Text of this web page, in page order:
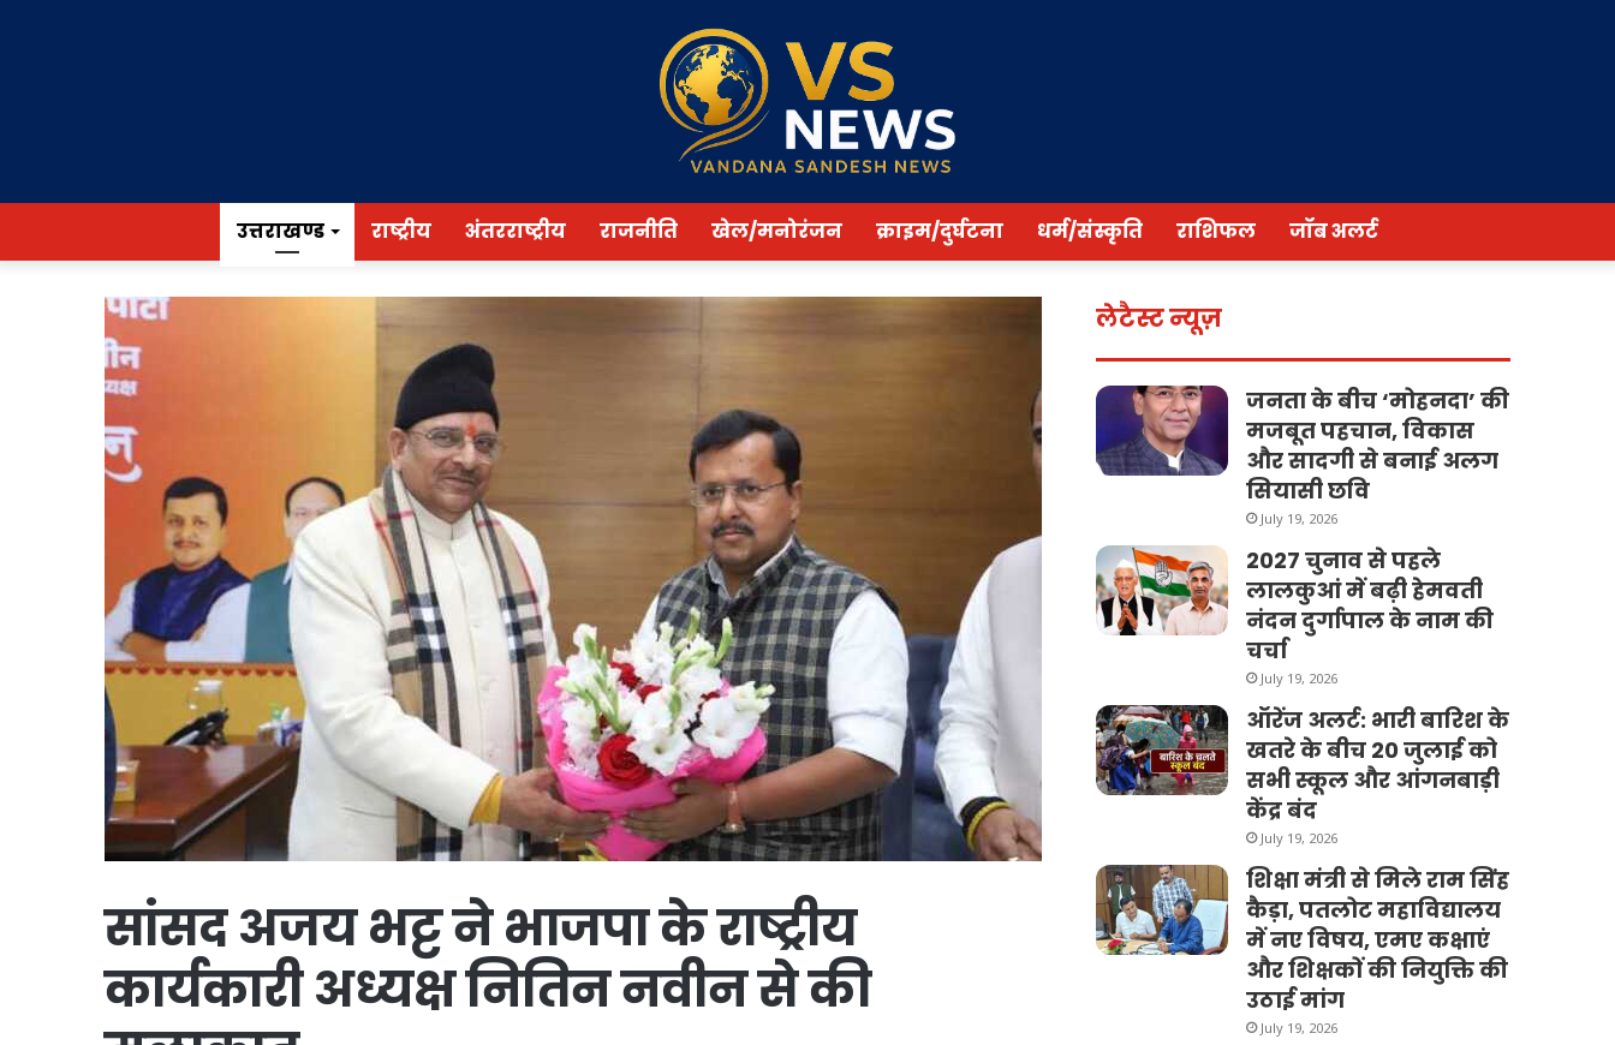
उत्तराखण्ड राष्ट्रीय अंतरराष्ट्रीय राजनीति खेल/मनोरंजन क्राइम/दुर्घटना धर्म/संस्कृति राशिफल जॉब अलर्ट
सांसद अजय भट्ट ने भाजपा के राष्ट्रीय
कार्यकारी अध्यक्ष नितिन नवीन से की
लेटैस्ट न्यूज़
जनता के बीच ‘मोहनदा’ की
मजबूत पहचान, विकास
और सादगी से बनाई अलग
सियासी छवि
July 19, 2026
2027 चुनाव से पहले
लालकुआं में बढ़ी हेमवती
नंदन दुर्गापाल के नाम की
चर्चा
July 19, 2026
ऑरेंज अलर्ट: भारी बारिश के
खतरे के बीच 20 जुलाई को
सभी स्कूल और आंगनबाड़ी
केंद्र बंद
July 19, 2026
शिक्षा मंत्री से मिले राम सिंह
कैड़ा, पतलोट महाविद्यालय
में नए विषय, एमए कक्षाएं
और शिक्षकों की नियुक्ति की
उठाई मांग
July 19, 2026